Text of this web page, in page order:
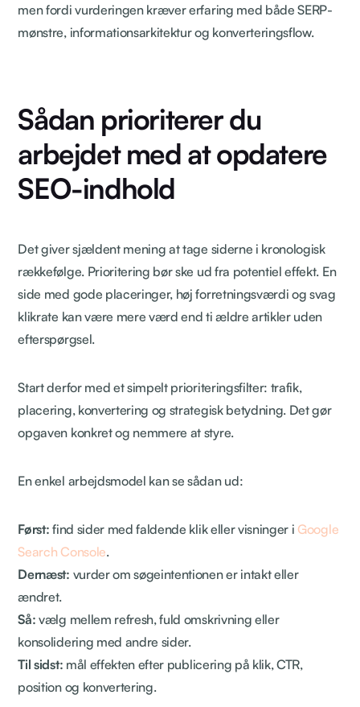
men fordi vurderingen kræver erfaring med både SERP-
mønstre, informationsarkitektur og konverteringsflow.
Sådan prioriterer du
arbejdet med at opdatere
SEO-indhold
Det giver sjældent mening at tage siderne i kronologisk
rækkefølge. Prioritering bør ske ud fra potentiel effekt. En
side med gode placeringer, høj forretningsværdi og svag
klikrate kan være mere værd end ti ældre artikler uden
efterspørgsel.
Start derfor med et simpelt prioriteringsfilter: trafik,
placering, konvertering og strategisk betydning. Det gør
opgaven konkret og nemmere at styre.
En enkel arbejdsmodel kan se sådan ud:
Først: find sider med faldende klik eller visninger i Google
Search Console.
Dernæst: vurder om søgeintentionen er intakt eller
ændret.
Så: vælg mellem refresh, fuld omskrivning eller
konsolidering med andre sider.
Til sidst: mål effekten efter publicering på klik, CTR,
position og konvertering.